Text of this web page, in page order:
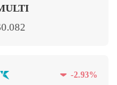
-2.93%